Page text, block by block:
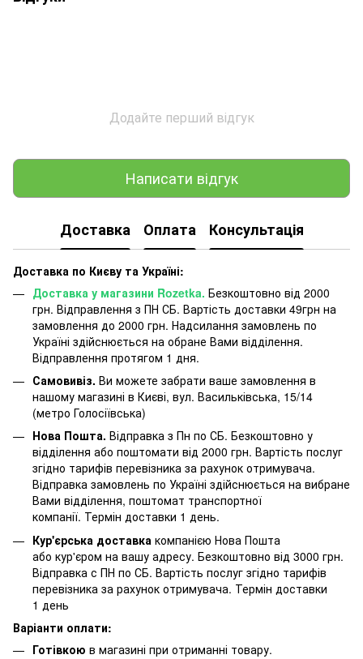
Додайте перший відгук
Написати відгук
Доставка Оплата Консультація
Доставка по Києву та Україні:
Доставка у магазини Rozetka. Безкоштовно від 2000
грн. Відправлення з ПН СБ. Вартість доставки 49грн на
замовлення до 2000 грн. Надсилання замовлень по
Україні здійснюється на обране Вами відділення.
Відправлення протягом 1 дня.
Самовивіз. Ви можете забрати ваше замовлення в
нашому магазині в Києві, вул. Васильківська, 15/14
(метро Голосіївська)
Нова Пошта. Відправка з Пн по СБ. Безкоштовно у
відділення або поштомати від 2000 грн. Вартість послуг
згідно тарифів перевізника за рахунок отримувача.
Відправка замовлень по Україні здійснюється на вибране
Вами відділення, поштомат транспортної
компанії. Термін доставки 1 день.
Кур'єрська доставка компанією Нова Пошта
або кур'єром на вашу адресу. Безкоштовно від 3000 грн.
Відправка с ПН по СБ. Вартість послуг згідно тарифів
перевізника за рахунок отримувача. Термін доставки
1 день
Варіанти оплати:
Готівкою в магазині при отриманні товару.